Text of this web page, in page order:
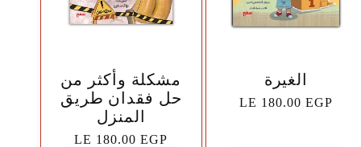
مشكلة وأكثر من
حل فقدان طريق
المنزل
السعر
LE 180.00 EGP
الغيرة
السعر
LE 180.00 EGP